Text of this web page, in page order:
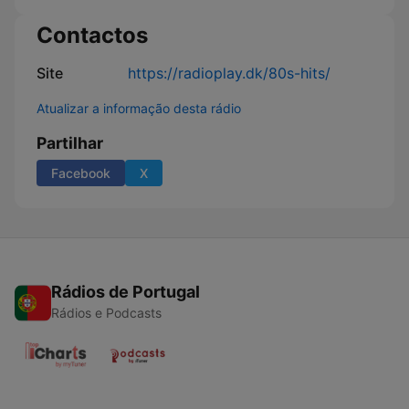
Contactos
Site https://radioplay.dk/80s-hits/
Atualizar a informação desta rádio
Partilhar
Facebook X
Rádios de Portugal
Rádios e Podcasts